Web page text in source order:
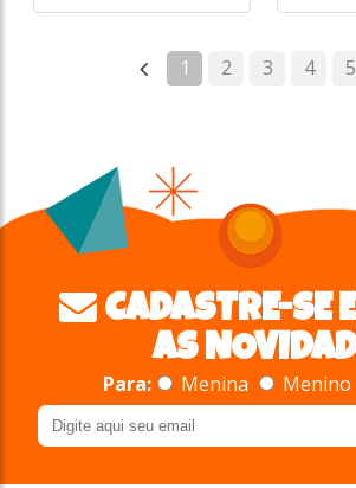
1 2 3 4 5
CADASTRE-SE
AS
Para: Menina Menino